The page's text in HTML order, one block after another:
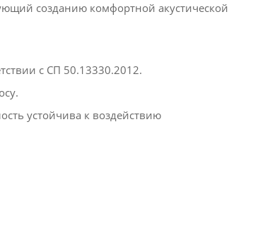
созданию комфортной акустической
с СП 50.13330.2012.​
устойчива к воздействию